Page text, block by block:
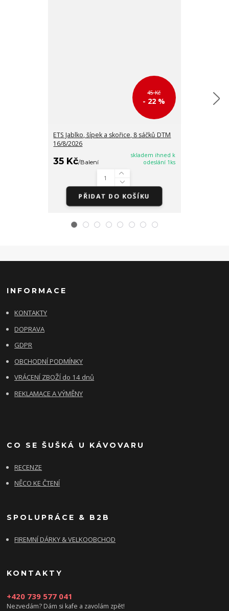
45 Kč
- 22 %
ETS Jablko, šípek a skořice, 8 sáčků DTM
16/8/2026
35 Kč/Balení
skladem ihned k
odeslání 1ks
PŘIDAT DO KOŠÍKU
INFORMACE
KONTAKTY
DOPRAVA
GDPR
OBCHODNÍ PODMÍNKY
VRÁCENÍ ZBOŽÍ do 14 dnů
REKLAMACE A VÝMĚNY
CO SE ŠUŠKÁ U KÁVOVARU
RECENZE
NĚCO KE ČTENÍ
SPOLUPRÁCE & B2B
FIREMNÍ DÁRKY & VELKOOBCHOD
KONTAKTY
+420 739 577 041
Nezvedám? Dám si kafe a zavolám zpět!